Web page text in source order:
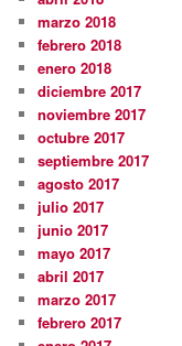
marzo 2018
febrero 2018
enero 2018
diciembre 2017
noviembre 2017
octubre 2017
septiembre 2017
agosto 2017
julio 2017
junio 2017
mayo 2017
abril 2017
marzo 2017
febrero 2017